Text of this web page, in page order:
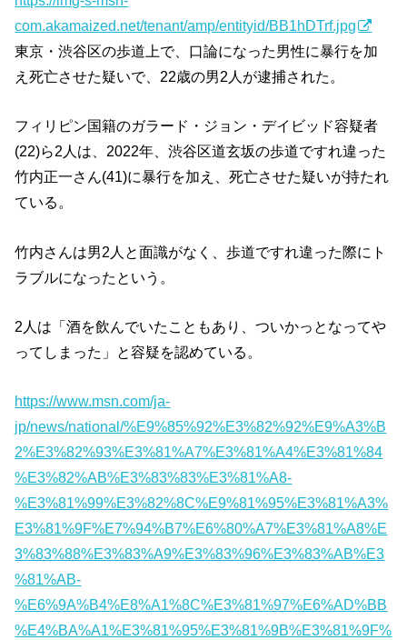
com.akamaized.net/tenant/amp/entityid/BB1hDTrf.jpg
東京・渋谷区の歩道上で、口論になった男性に暴行を加
え死亡させた疑いで、22歳の男2人が逮捕された。
フィリピン国籍のガラード・ジョン・デイビッド容疑者
(22)ら2人は、2022年、渋谷区道玄坂の歩道ですれ違った
竹内正一さん(41)に暴行を加え、死亡させた疑いが持たれ
ている。
竹内さんは男2人と面識がなく、歩道ですれ違った際にト
ラブルになったという。
2人は「酒を飲んでいたこともあり、ついかっとなってや
ってしまった」と容疑を認めている。
https://www.msn.com/ja-
jp/news/national/%E9%85%92%E3%82%92%E9%A3%B
2%E3%82%93%E3%81%A7%E3%81%A4%E3%81%84
%E3%82%AB%E3%83%83%E3%81%A8-
%E3%81%99%E3%82%8C%E9%81%95%E3%81%A3%
E3%81%9F%E7%94%B7%E6%80%A7%E3%81%A8%E
3%83%88%E3%83%A9%E3%83%96%E3%83%AB%E3
%81%AB-
%E6%9A%B4%E8%A1%8C%E3%81%97%E6%AD%BB
%E4%BA%A1%E3%81%95%E3%81%9B%E3%81%9F%